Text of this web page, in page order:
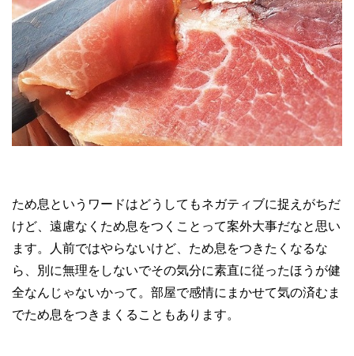
ため息というワードはどうしてもネガティブに捉えがちだ
けど、遠慮なくため息をつくことって案外大事だなと思い
ます。人前ではやらないけど、ため息をつきたくなるな
ら、別に無理をしないでその気分に素直に従ったほうが健
全なんじゃないかって。部屋で感情にまかせて気の済むま
でため息をつきまくることもあります。